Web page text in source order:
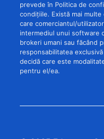
prevede în Politica de
condițiile. Există mai
care comerciantul/
intermediul unui software
brokeri umani sau făcând
responsabilitatea
decidă care este
pentru el/ea.